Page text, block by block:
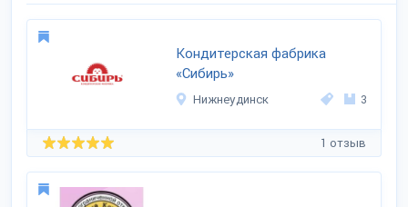
Кондитерская фабрика
«Сибирь»
Нижнеудинск 3
1 отзыв